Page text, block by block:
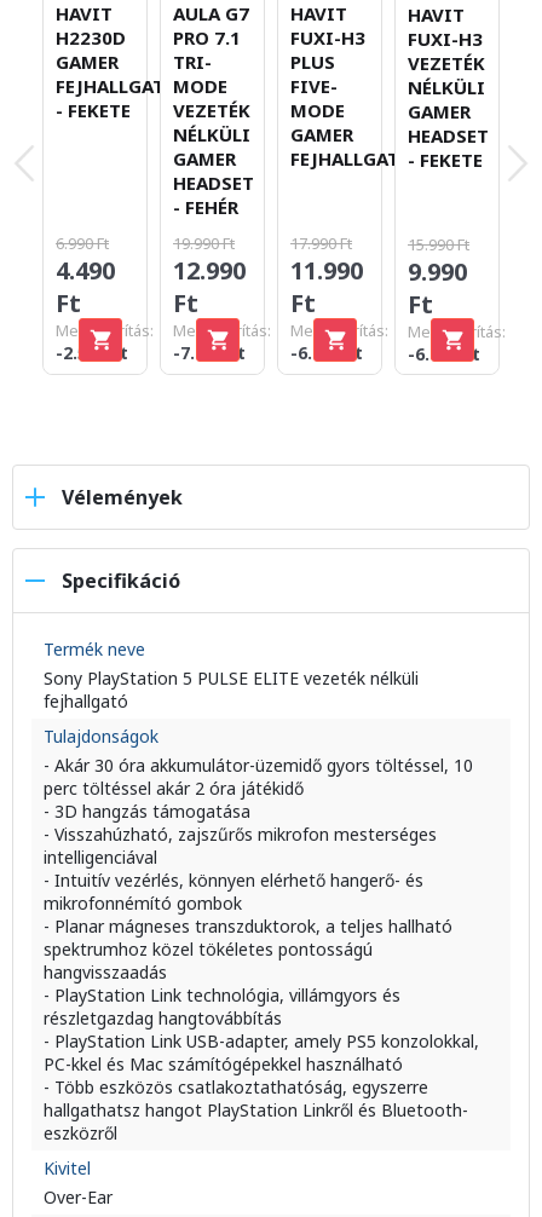
HAVIT
H2230D
GAMER
FEJHALLGATÓ
- FEKETE
6.990 Ft
4.490
Ft
Megtakarítás:
-2.500 Ft
AULA G7
PRO 7.1
TRI-
MODE
VEZETÉK
NÉLKÜLI
GAMER
HEADSET
- FEHÉR
19.990 Ft
12.990
Ft
Megtakarítás:
-7.000 Ft
HAVIT
FUXI-H3
PLUS
FIVE-
MODE
GAMER
FEJHALLGATÓ
17.990 Ft
11.990
Ft
Megtakarítás:
-6.000 Ft
HAVIT
FUXI-H3
VEZETÉK
NÉLKÜLI
GAMER
HEADSET
- FEKETE
15.990 Ft
9.990
Ft
Megtakarítás:
-6.000 Ft
Vélemények
Specifikáció
Termék neve
Sony PlayStation 5 PULSE ELITE vezeték nélküli
fejhallgató
Tulajdonságok
- Akár 30 óra akkumulátor-üzemidő gyors töltéssel, 10
perc töltéssel akár 2 óra játékidő
- 3D hangzás támogatása
- Visszahúzható, zajszűrős mikrofon mesterséges
intelligenciával
- Intuitív vezérlés, könnyen elérhető hangerő- és
mikrofonnémító gombok
- Planar mágneses transzduktorok, a teljes hallható
spektrumhoz közel tökéletes pontosságú
hangvisszaadás
- PlayStation Link technológia, villámgyors és
részletgazdag hangtovábbítás
- PlayStation Link USB-adapter, amely PS5 konzolokkal,
PC-kkel és Mac számítógépekkel használható
- Több eszközös csatlakoztathatóság, egyszerre
hallgathatsz hangot PlayStation Linkről és Bluetooth-
eszközről
Kivitel
Over-Ear